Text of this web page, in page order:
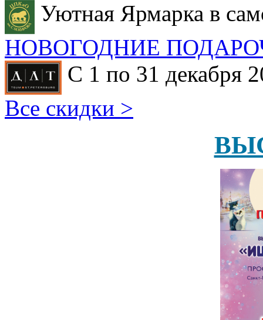
Уютная Ярмарка в
НОВОГОДНИЕ
С 1 по 31 декабря
Все скидки >